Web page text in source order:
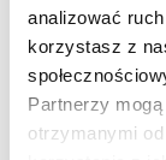
analizować
korzystasz z
Partnerzy
otrzymanymi